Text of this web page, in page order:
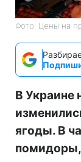
Фото: Цены на
В Украине
ягоды. В
помидоры,